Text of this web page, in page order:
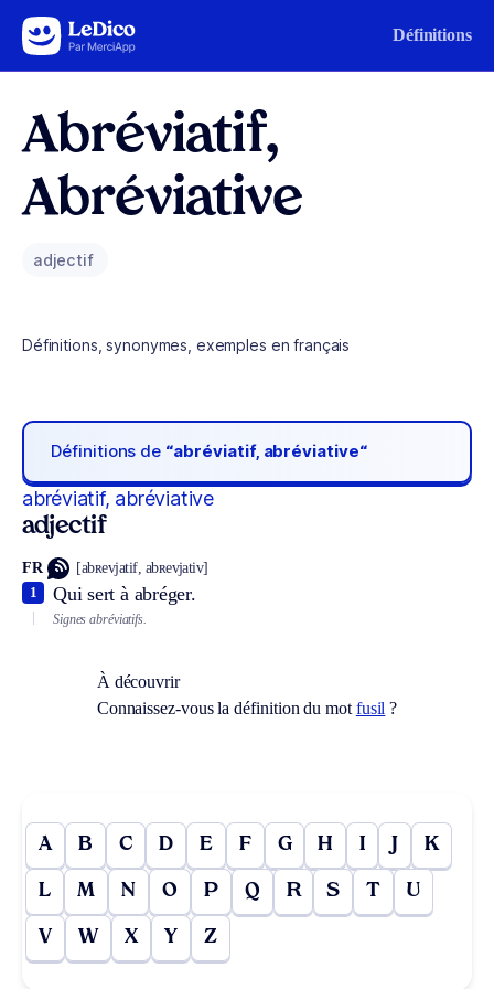
Aller au contenu Définitions
Abréviatif,
Abréviative
adjectif
Définitions, synonymes, exemples en français
Définitions de “abréviatif, abréviative“
abréviatif, abréviative
adjectif
FR [abʀevjatif, abʀevjativ]
Qui sert à abréger.
1
Signes abréviatifs.
À découvrir
Connaissez-vous la définition du mot fusil ?
A B C D E F G H I J K
L M N O P Q R S T U
V W X Y Z